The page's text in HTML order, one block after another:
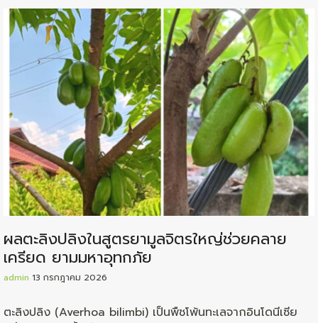
ผลตะลิงปลิงในสูตรยามูลจิตรใหญ่ช่วยคลาย
เครียด ยามมหาอุทกภัย
admin 13 กรกฎาคม 2026
ตะลิงปลิง (Averhoa bilimbi) เป็นพืชโพ้นทะเลจากอินโดนีเซีย